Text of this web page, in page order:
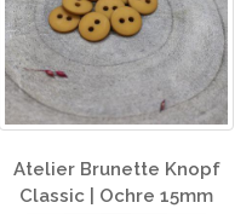
Atelier Brunette Knopf
Classic | Ochre 15mm